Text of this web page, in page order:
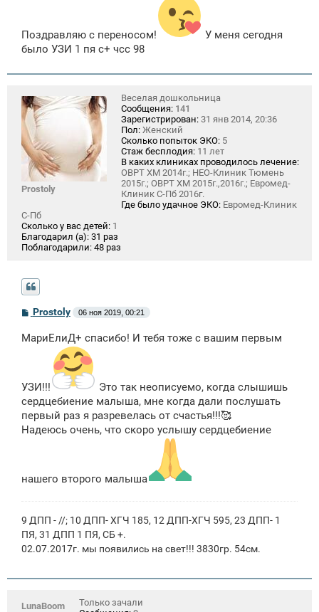
н
и
е
Поздравляю с переносом!
У меня сегодня
было УЗИ 1 пя с+ чсс 98
Prostoly
Веселая дошкольница
Сообщения: 141
Зарегистрирован: 31 янв 2014, 20:36
Пол: Женский
Сколько попыток ЭКО: 5
Стаж бесплодия: 11 лет
В каких клиниках проводилось лечение:
ОВРТ ХМ 2014г.; НЕО-Клиник Тюмень
2015г.; ОВРТ ХМ 2015г.,2016г.; Евромед-
Клиник С-Пб 2016г.
Где было удачное ЭКО: Евромед-Клиник
С-Пб
Сколько у вас детей: 1
Благодарил (а): 31 раз
Поблагодарили: 48 раз
С
о
б
е
Prostoly 06 ноя 2019, 00:21
МариЕлиД+ спасибо! И тебя тоже с вашим первым
УЗИ!!!
Это так неописуемо, когда слышишь
сердцебиение малыша, мне когда дали послушать
первый раз я разревелась от счастья!!!🥰
Надеюсь очень, что скоро услышу сердцебиение
нашего второго малыша
9 ДПП - //; 10 ДПП- ХГЧ 185, 12 ДПП-ХГЧ 595, 23 ДПП- 1
ПЯ, 31 ДПП 1 ПЯ, СБ +.
02.07.2017г. мы появились на свет!!! 3830гр. 54см.
LunaBoom
Только зачали